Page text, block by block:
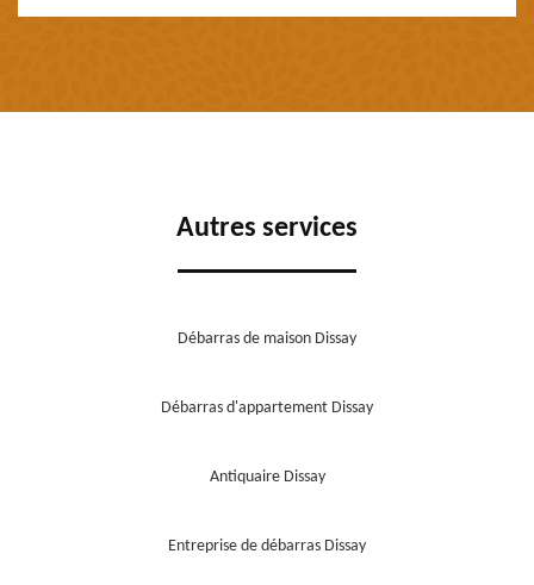
Autres services
Débarras de maison Dissay
Débarras d'appartement Dissay
Antiquaire Dissay
Entreprise de débarras Dissay